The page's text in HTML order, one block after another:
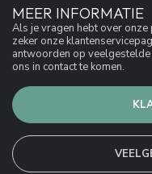
MEER INFORMATIE
Als je vragen hebt over
zeker onze
antwoorden op
ons in contact te komen.